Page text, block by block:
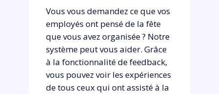
Vous vous demandez ce que vos
employés ont pensé de la fête
que vous avez organisée ? Notre
système peut vous aider. Grâce
à la fonctionnalité de feedback,
vous pouvez voir les expériences
de tous ceux qui ont assisté à la